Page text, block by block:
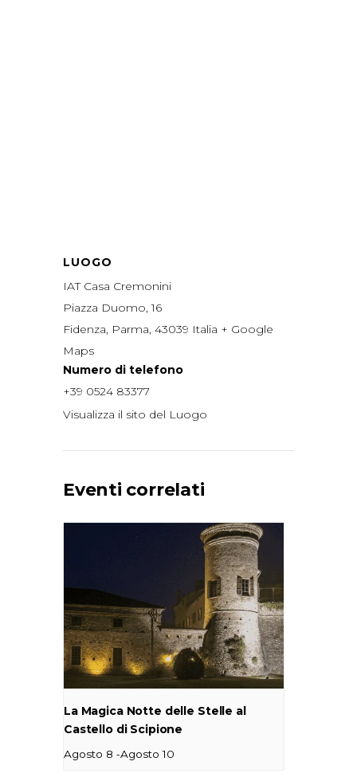
LUOGO
IAT Casa Cremonini
Piazza Duomo, 16
Fidenza, Parma, 43039 Italia + Google
Maps
Numero di telefono
+39 0524 83377
Visualizza il sito del Luogo
Eventi correlati
La Magica Notte delle Stelle al
Castello di Scipione
Agosto 8 -Agosto 10